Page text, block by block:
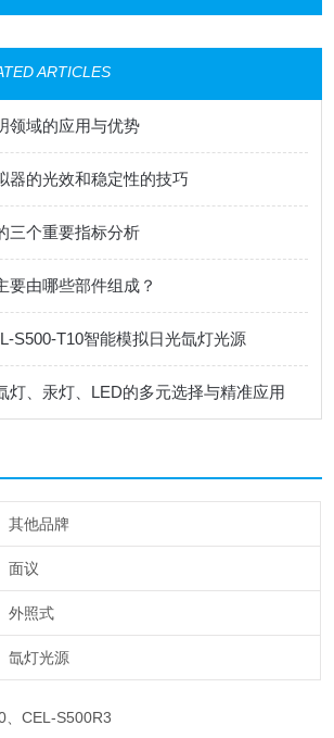
ARTICLES
领域的应用与优势
器的光效和稳定性的技巧
三个重要指标分析
要由哪些部件组成？
S500-T10智能模拟日光氙灯光源
灯、汞灯、LED的多元选择与精准应用
其他品牌
面议
外照式
氙灯光源
CEL-S500R3